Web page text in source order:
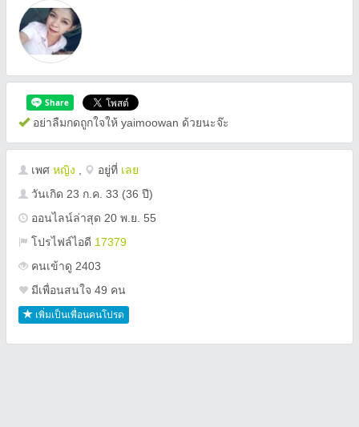
อย่าลืมกดถูกใจให้ yaimoowan ด้วยนะจ๊ะ
เพศ หญิง อยู่ที่ เลย
วันเกิด 23 ก.ค. 33 (36 ปี)
ออนไลน์ล่าสุด 20 พ.ย. 55
โปรไฟล์ไอดี 17379
คนเข้าดู 2403
มีเพื่อนสนใจ 49 คน
เพิ่มเป็นเพื่อนคนโปรด